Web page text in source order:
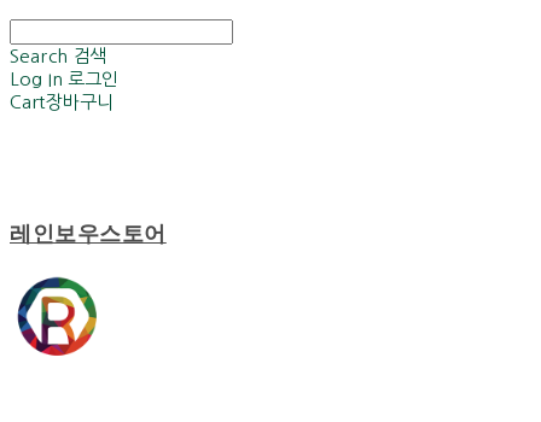
Search 검색
Log In 로그인
Cart장바구니
레인보우스토어